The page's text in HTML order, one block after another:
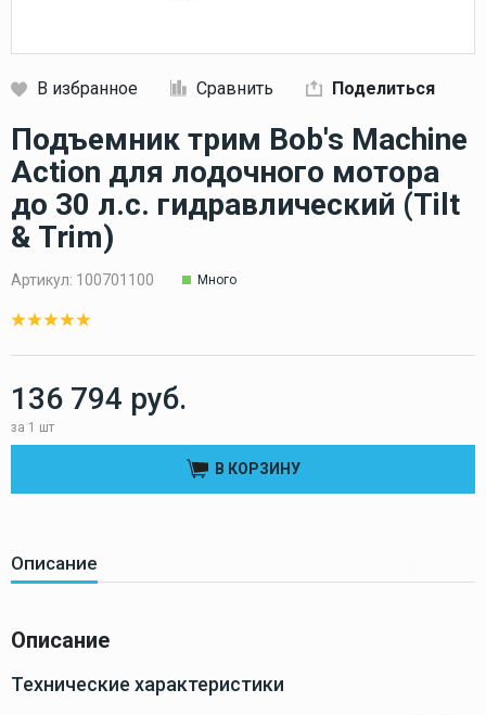
В избранное Сравнить Поделиться
Кликните, чтобы скопировать прямую ссылку
Подъемник трим Bob's Machine
Action для лодочного мотора
до 30 л.с. гидравлический (Tilt
& Trim)
Артикул: 100701100 Много
136 794 руб.
за 1 шт
В КОРЗИНУ
Описание
Описание
Технические характеристики